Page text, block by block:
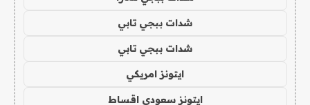
شدات ببجي تابي
شدات ببجي تابي
ايتونز امريكي
ايتونز سعودي اقساط